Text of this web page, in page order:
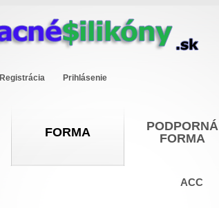
Registrácia Prihlásenie
FORMA
PODPORNÁ
FORMA
ACC